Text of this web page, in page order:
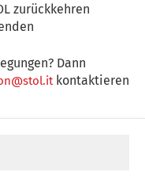
zurückkehren
Dann
kontaktieren